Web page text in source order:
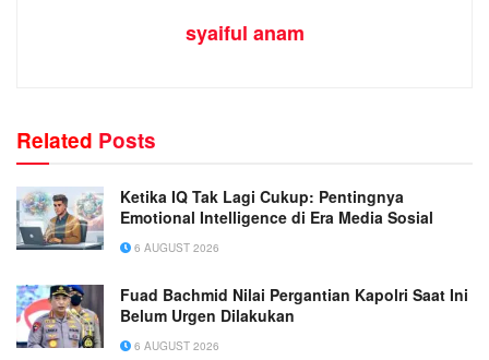
syaiful anam
Related Posts
Ketika IQ Tak Lagi Cukup: Pentingnya
Emotional Intelligence di Era Media Sosial
6 AUGUST 2026
Fuad Bachmid Nilai Pergantian Kapolri Saat Ini
Belum Urgen Dilakukan
6 AUGUST 2026